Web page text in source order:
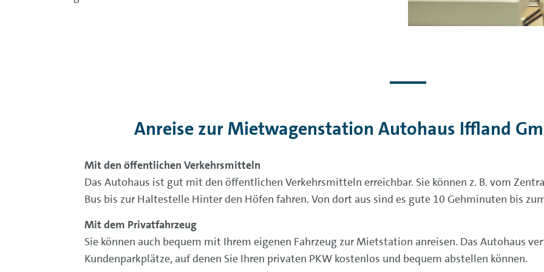
Anreise zur Mietwagenstation Autohaus Iffland
Mit den öffentlichen Verkehrsmitteln
Das Autohaus ist gut mit den öffentlichen Verkehrsmitteln erreichbar. Sie können z. B. vom
Bus bis zur Haltestelle Hinter den Höfen fahren. Von dort aus sind es gute 10 Gehminuten bis
Mit dem Privatfahrzeug
Sie können auch bequem mit Ihrem eigenen Fahrzeug zur Mietstation anreisen. Das Autohaus
Kundenparkplätze, auf denen Sie Ihren privaten PKW kostenlos und bequem abstellen können.